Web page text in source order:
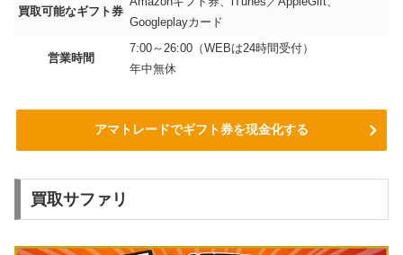
買取可能なギフト券
Googleplayカード
営業時間
7:00～26:00（WEBは24時間受付）
年中無休
アマトレードでギフト券を現金化する
買取サファリ